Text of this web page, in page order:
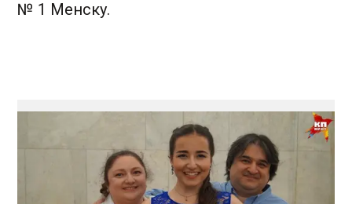
№ 1 Менску.